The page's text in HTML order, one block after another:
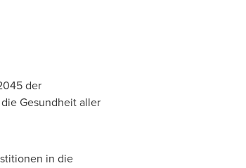
der
Gesundheit aller
in die